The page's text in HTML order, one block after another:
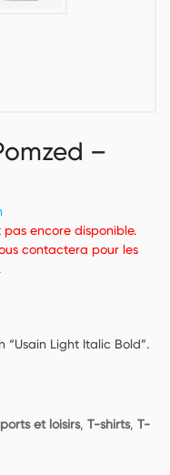
–
pas encore disponible.
contactera pour les
“Usain Light Italic Bold”.
et loisirs, T-shirts, T-